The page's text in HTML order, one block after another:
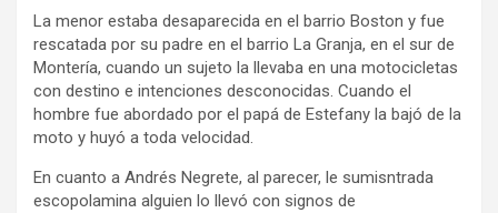
La menor estaba desaparecida en el barrio Boston y fue
rescatada por su padre en el barrio La Granja, en el sur de
Montería, cuando un sujeto la llevaba en una motocicletas
con destino e intenciones desconocidas. Cuando el
hombre fue abordado por el papá de Estefany la bajó de la
moto y huyó a toda velocidad.
En cuanto a Andrés Negrete, al parecer, le sumisntrada
escopolamina alguien lo llevó con signos de